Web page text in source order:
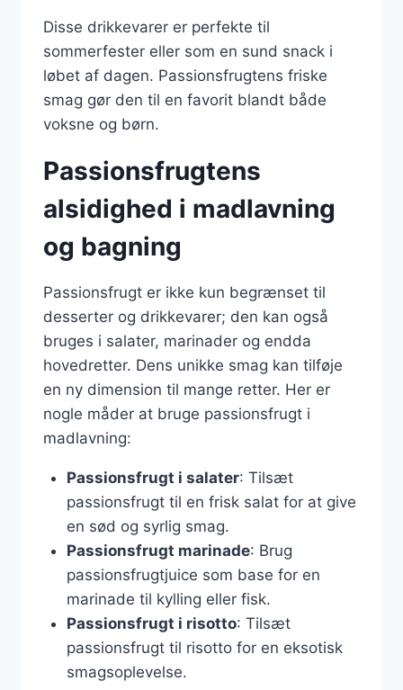
Disse drikkevarer er perfekte til
sommerfester eller som en sund snack i
løbet af dagen. Passionsfrugtens friske
smag gør den til en favorit blandt både
voksne og børn.
Passionsfrugtens
alsidighed i madlavning
og bagning
Passionsfrugt er ikke kun begrænset til
desserter og drikkevarer; den kan også
bruges i salater, marinader og endda
hovedretter. Dens unikke smag kan tilføje
en ny dimension til mange retter. Her er
nogle måder at bruge passionsfrugt i
madlavning:
Passionsfrugt i salater: Tilsæt
passionsfrugt til en frisk salat for at give
en sød og syrlig smag.
Passionsfrugt marinade: Brug
passionsfrugtjuice som base for en
marinade til kylling eller fisk.
Passionsfrugt i risotto: Tilsæt
passionsfrugt til risotto for en eksotisk
smagsoplevelse.